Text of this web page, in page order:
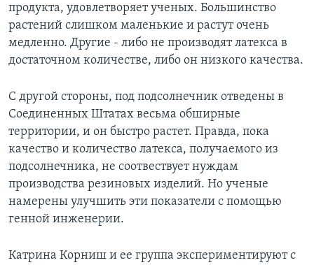
продукта, удовлетворяет ученых. Большинство
растений слишком маленькие и растут очень
медленно. Другие - либо не производят латекса в
достаточном количестве, либо он низкого качества.
С другой стороны, под подсолнечник отведены в
Соединенных Штатах весьма обширные
территории, и он быстро растет. Правда, пока
качество и количество латекса, получаемого из
подсолнечника, не соотвествует нуждам
производства резиновых изделий. Но ученые
намерены улучшить эти показатели с помощью
генной инженерии.
Катрина Корниш и ее группа экспериментируют с